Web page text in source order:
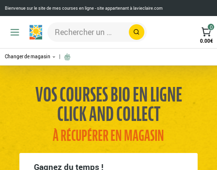
Bienvenue sur le site de mes courses en ligne - site appartenant àlavieclaire.com
Rechercher
0
0.00€
Changer de magasin
VOS COURSES BIO EN LIGNE
CLICK AND COLLECT
À RÉCUPÉRER EN MAGASIN
Gagnez du temps !